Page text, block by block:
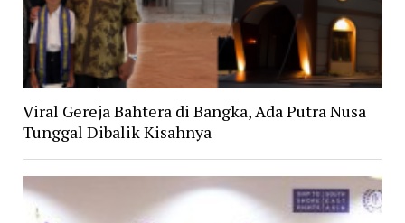
Viral Gereja Bahtera di Bangka, Ada Putra Nusa
Tunggal Dibalik Kisahnya